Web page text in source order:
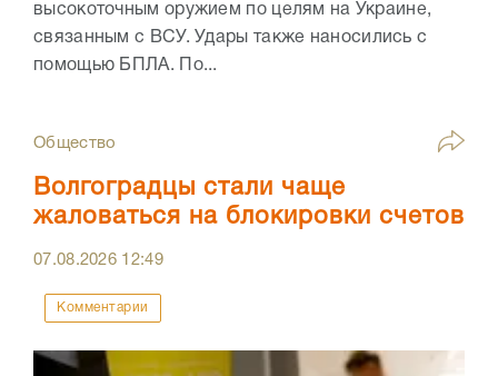
высокоточным оружием по целям на Украине,
связанным с ВСУ. Удары также наносились с
помощью БПЛА. По...
Общество
Волгоградцы стали чаще
жаловаться на блокировки счетов
07.08.2026 12:49
Комментарии